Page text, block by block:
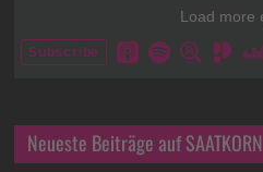
Neueste Beiträge auf SAATKORN